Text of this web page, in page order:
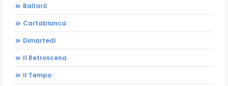
Ballarò
Cartabianca
Dimartedì
Il Retroscena
Il Tempo